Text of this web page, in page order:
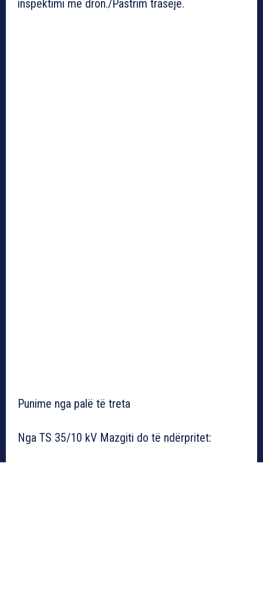
inspektimi me dron./Pastrim traseje.
Punime nga palë të treta
Nga TS 35/10 kV Mazgiti do të ndërpritet: